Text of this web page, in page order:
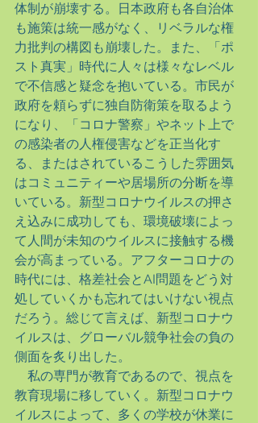
体制が崩壊する。日本政府も各自治体
も施策は統一感がなく、リベラルな権
力批判の構図も崩壊した。また、「ポ
スト真実」時代に人々は様々なレベル
で不信感と疑念を抱いている。市民が
政府を頼らずに独自防衛策を取るよう
になり、「コロナ警察」やネット上で
の感染者の人権侵害などを正当化す
る、またはされているこうした雰囲気
はコミュニティーや居場所の分断を導
いている。新型コロナウイルスの押さ
え込みに成功しても、環境破壊によっ
て人間が未知のウイルスに接触する機
会が高まっている。アフターコロナの
時代には、格差社会とAI問題をどう対
処していくかも忘れてはいけない視点
だろう。総じて言えば、新型コロナウ
イルスは、グローバル競争社会の負の
側面を炙り出した。
私の専門が教育であるので、視点を
教育現場に移していく。新型コロナウ
イルスによって、多くの学校が休業に